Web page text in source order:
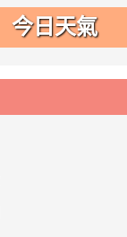
今日天氣